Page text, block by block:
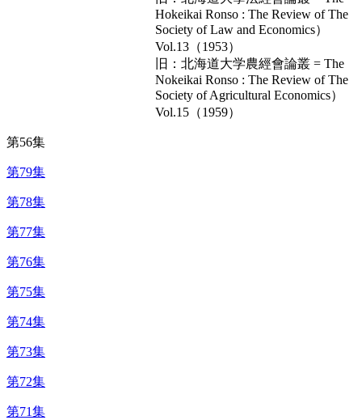
Hokeikai Ronso : The Review of The
Society of Law and Economics）
Vol.13（1953）
旧：北海道大学農經會論叢 = The
Nokeikai Ronso : The Review of The
Society of Agricultural Economics）
Vol.15（1959）
第56集
第79集
第78集
第77集
第76集
第75集
第74集
第73集
第72集
第71集